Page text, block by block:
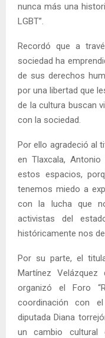
nunca más una
LGBT”.
Recordó que a
sociedad ha
de sus derechos
por una libertad que
de la cultura buscan
con la sociedad.
Por ello agradeció al
en Tlaxcala,
estos espacios,
tenemos miedo a
con la lucha que
activistas del
históricamente nos
Por su parte, el
Martínez
organizó el Foro
coordinación con
diputada Diana
un cambio